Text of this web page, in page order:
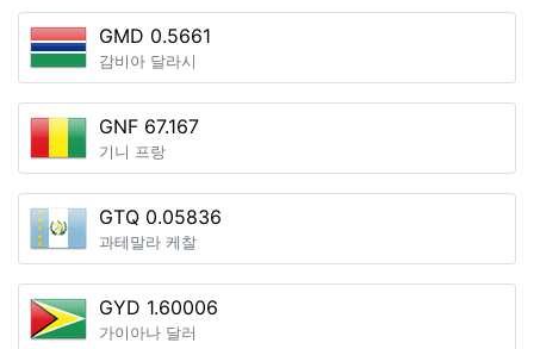
GMD 0.5661
감비아 달라시
GNF 67.167
기니 프랑
GTQ 0.05836
과테말라 케찰
GYD 1.60006
가이아나 달러